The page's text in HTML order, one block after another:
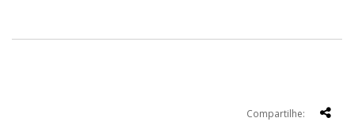
Compartilhe: